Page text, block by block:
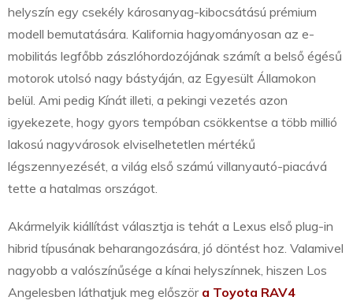
helyszín egy csekély károsanyag-kibocsátású prémium
modell bemutatására. Kalifornia hagyományosan az e-
mobilitás legfőbb zászlóhordozójának számít a belső égésű
motorok utolsó nagy bástyáján, az Egyesült Államokon
belül. Ami pedig Kínát illeti, a pekingi vezetés azon
igyekezete, hogy gyors tempóban csökkentse a több millió
lakosú nagyvárosok elviselhetetlen mértékű
légszennyezését, a világ első számú villanyautó-piacává
tette a hatalmas országot.
Akármelyik kiállítást választja is tehát a Lexus első plug-in
hibrid típusának beharangozására, jó döntést hoz. Valamivel
nagyobb a valószínűsége a kínai helyszínnek, hiszen Los
Angelesben láthatjuk meg először a Toyota RAV4